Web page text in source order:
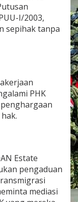
I/2003,
sepihak tanpa
PHK
Estate
pengaduan
mediasi